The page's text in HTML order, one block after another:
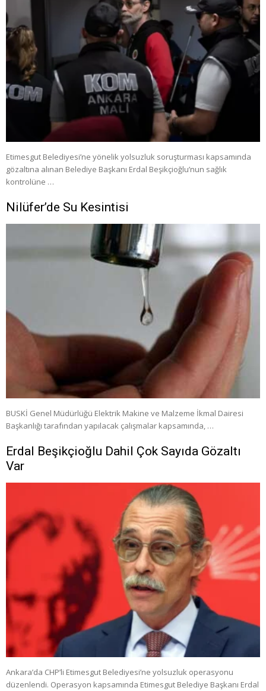
Etimesgut Belediyesi’ne yönelik yolsuzluk soruşturması kapsamında
gözaltına alınan Belediye Başkanı Erdal Beşikçioğlu’nun sağlık
kontrolüne …
Nilüfer’de Su Kesintisi
BUSKİ Genel Müdürlüğü Elektrik Makine ve Malzeme İkmal Dairesi
Başkanlığı tarafından yapılacak çalışmalar kapsamında, …
Erdal Beşikçioğlu Dahil Çok Sayıda Gözaltı
Var
Ankara’da CHP’li Etimesgut Belediyesi’ne yolsuzluk operasyonu
düzenlendi. Operasyon kapsamında Etimesgut Belediye Başkanı Erdal